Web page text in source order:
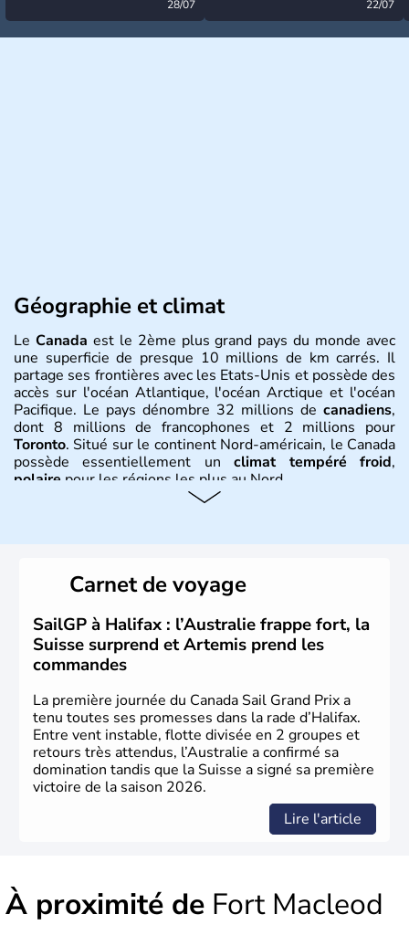
28/07 22/07
Géographie et climat
Le Canada est le 2ème plus grand pays du monde avec
une superficie de presque 10 millions de km carrés. Il
partage ses frontières avec les Etats-Unis et possède des
accès sur l'océan Atlantique, l'océan Arctique et l'océan
Pacifique. Le pays dénombre 32 millions de canadiens,
dont 8 millions de francophones et 2 millions pour
Toronto. Situé sur le continent Nord-américain, le Canada
possède essentiellement unclimat tempéré froid,
polaire pour les régions les plus au Nord.
territoire de la ville de Québec, le Canada passe ensuite
sous le contrôle des Britanniques. L'indépendance du
pays a été obtenue au cours d'un long processus qui s'est
étalé de 1867 à 1982. Le peuple autochtone des Inuits,
aujourd'hui appelé Eskimos, n'est découvert qu'au début
du XXème siècle lors d'une expédition dans le Grand
Nord.
Carnet de voyage
SailGP à Halifax : l’Australie frappe fort, la
Suisse surprend et Artemis prend les
commandes
La première journée du Canada Sail Grand Prix a
tenu toutes ses promesses dans la rade d’Halifax.
Entre vent instable, flotte divisée en 2 groupes et
retours très attendus, l’Australie a confirmé sa
domination tandis que la Suisse a signé sa première
victoire de la saison 2026.
Lire l'article
À proximité de Fort Macleod